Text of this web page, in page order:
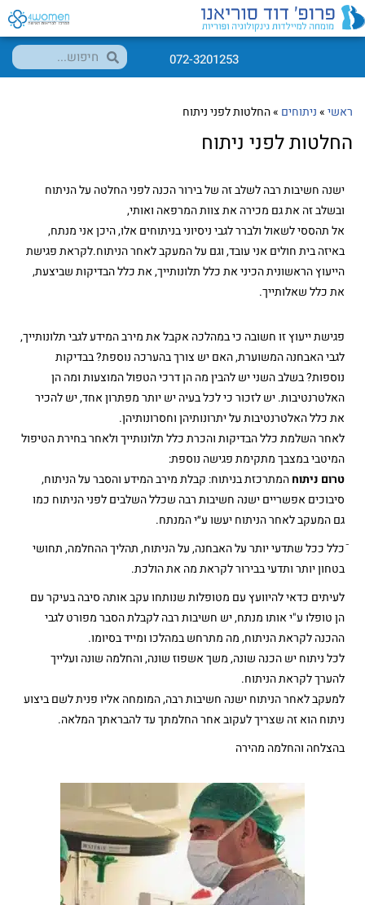
072-3201253
ראשי»ניתוחים »החלטות לפני ניתוח
החלטות לפני ניתוח
ישנה חשיבות רבה לשלב זה של בירור הכנה לפני החלטה על הניתוח
ובשלב זה את גם מכירה את צוות המרפאה ואותי,
אל תהססי לשאול ולברר לגבי ניסיוני בניתוחים אלו, היכן אני מנתח,
באיזה בית חולים אני עובד, וגם על המעקב לאחר הניתוח.לקראת פגישת
הייעוץ הראשונית הכיני את כלל תלונותייך, את כלל הבדיקות שביצעת,
את כלל שאלותייך.
פגישת ייעוץ זו חשובה כי במהלכה אקבל את מירב המידע לגבי תלונותייך,
לגבי האבחנה המשוערת, האם יש צורך בהערכה נוספת? בבדיקות
נוספות? בשלב השני יש להבין מה הן דרכי הטפול המוצעות ומה הן
האלטרנטיבות. יש לזכור כי לכל בעיה יש יותר מפתרון אחד, יש להכיר
את כלל האלטרנטיבות על יתרונותיהן וחסרונותיהן.
לאחר השלמת כלל הבדיקות והכרת כלל תלונותייך ולאחר בחירת הטיפול
המיטבי במצבך מתקימת פגישה נוספת:
טרום ניתוחהמתרכזת בניתוח: קבלת מירב המידע והסבר על הניתוח,
סיבוכים אפשריים ישנה חשיבות רבה שכלל השלבים לפני הניתוח כמו
גם המעקב לאחר הניתוח יעשו ע״י המנתח.
ֿכלל ככל שתדעי יותר על האבחנה, על הניתוח, תהליך ההחלמה, תחושי
בטחון יותר ותדעי בבירור לקראת מה את הולכת.
לעיתים כדאי להיוועץ עם מטופלות שנותחו עקב אותה סיבה בעיקר עם
הן טופלו ע"י אותו מנתח, יש חשיבות רבה לקבלת הסבר מפורט לגבי
ההכנה לקראת הניתוח, מה מתרחש במהלכו ומייד בסיומו.
לכל ניתוח יש הכנה שונה, משך אשפוז שונה, והחלמה שונה ועלייך
להערך לקראת הניתוח.
למעקב לאחר הניתוח ישנה חשיבות רבה, המומחה אליו פנית לשם ביצוע
ניתוח הוא זה שצריך לעקוב אחר החלמתך עד להבראתך המלאה.
בהצלחה והחלמה מהירה